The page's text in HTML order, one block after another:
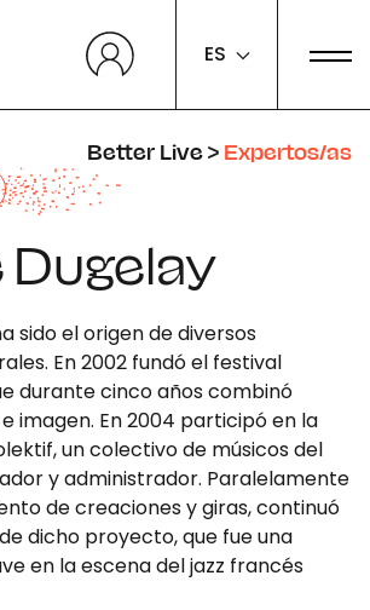
ES
Better Live > Expertos/as
Dugelay
sido el origen de diversos
En 2002 fundó el festival
durante cinco años combinó
imagen. En 2004 participó en la
un colectivo de músicos del
y administrador. Paralelamente
de creaciones y giras, continuó
dicho proyecto, que fue una
en la escena del jazz francés
cookies